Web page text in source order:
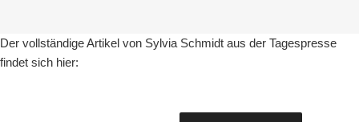
Der vollständige Artikel von Sylvia Schmidt aus der Tagespresse
findet sich hier: